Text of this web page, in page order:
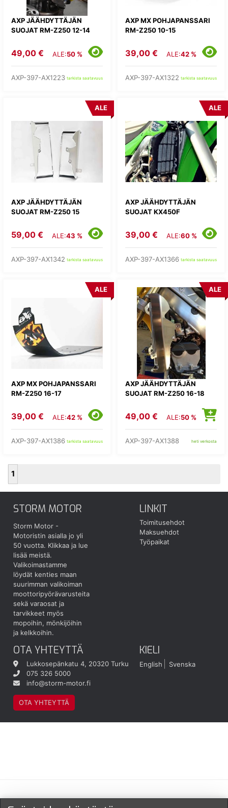
AXP JÄÄHDYTTÄJÄN
SUOJAT RM-Z250 12-14
49,00 € ALE:50 %
AXP-397-AX1223 tarkista saatavuus
AXP MX POHJAPANSSARI
RM-Z250 10-15
39,00 € ALE:42 %
AXP-397-AX1322 tarkista saatavuus
AXP JÄÄHDYTTÄJÄN
SUOJAT RM-Z250 15
ALE
59,00 € ALE:43 %
AXP-397-AX1342 tarkista saatavuus
AXP JÄÄHDYTTÄJÄN
SUOJAT KX450F
ALE
39,00 € ALE:60 %
AXP-397-AX1366 tarkista saatavuus
AXP MX POHJAPANSSARI
RM-Z250 16-17
ALE
39,00 € ALE:42 %
AXP-397-AX1386 tarkista saatavuus
AXP JÄÄHDYTTÄJÄN
SUOJAT RM-Z250 16-18
ALE
49,00 € ALE:50 %
AXP-397-AX1388 heti verkosta
1
STORM MOTOR
Storm Motor -
Motoristin asialla jo yli
50 vuotta. Klikkaa ja lue
lisää meistä.
Valikoimastamme
löydät kenties maan
suurimman valikoiman
moottoripyörävarusteita
sekä varaosat ja
tarvikkeet myös
mopoihin, mönkijöihin
ja kelkkoihin.
LINKIT
Toimitusehdot
Maksuehdot
Työpaikat
OTA YHTEYTTÄ
Lukkosepänkatu 4, 20320 Turku
075 326 5000
info@storm-motor.fi
OTA YHTEYTTÄ
KIELI
English Svenska